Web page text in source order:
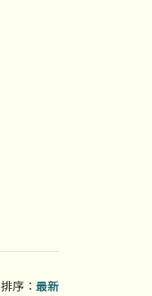
排序： 最新